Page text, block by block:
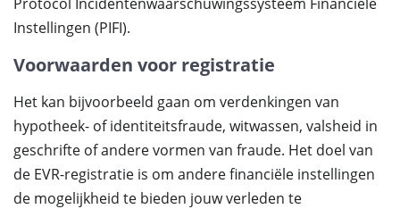
Instellingen (PIFI).
Voorwaarden voor registratie
Het kan bijvoorbeeld gaan om verdenkingen van
hypotheek- of identiteitsfraude, witwassen, valsheid in
geschrifte of andere vormen van fraude. Het doel van
de EVR-registratie is om andere financiële instellingen
de mogelijkheid te bieden jouw verleden te